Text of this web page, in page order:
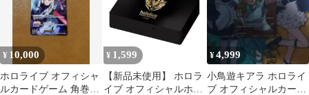
入り）ITLA67550UPA
¥ 10,000
ホロライブ オフィシャ
ルカードゲーム 角巻わ
¥ 1,599
【新品未使用】 ホロラ
イブ オフィシャルホロ
¥4,999
小鳥遊キアラ ホロライ
ブ オフィシャルカード